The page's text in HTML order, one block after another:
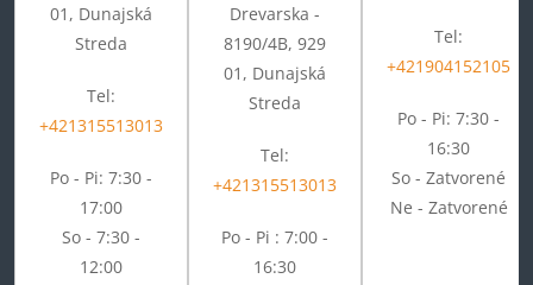
01, Dunajská
Streda
Tel:
+421315513013
Po - Pi: 7:30 -
17:00
So - 7:30 -
12:00
Drevarska -
8190/4B, 929
01, Dunajská
Streda
Tel:
+421315513013
Po - Pi : 7:00 -
16:30
Tel:
+421904152105
Po - Pi: 7:30 -
16:30
So - Zatvorené
Ne - Zatvorené